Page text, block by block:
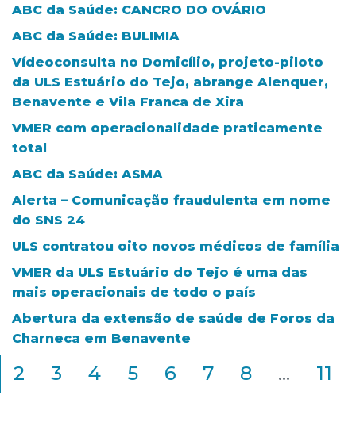
ABC da Saúde: CANCRO DO OVÁRIO
ABC da Saúde: BULIMIA
Vídeoconsulta no Domicílio, projeto-piloto
da ULS Estuário do Tejo, abrange Alenquer,
Benavente e Vila Franca de Xira
VMER com operacionalidade praticamente
total
ABC da Saúde: ASMA
Alerta – Comunicação fraudulenta em nome
do SNS 24
ULS contratou oito novos médicos de família
VMER da ULS Estuário do Tejo é uma das
mais operacionais de todo o país
Abertura da extensão de saúde de Foros da
Charneca em Benavente
2 3 4 5 6 7 8 ... 11